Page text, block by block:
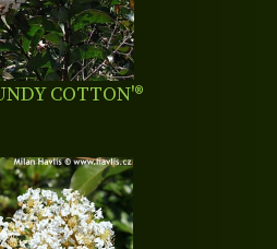
COTTON'®